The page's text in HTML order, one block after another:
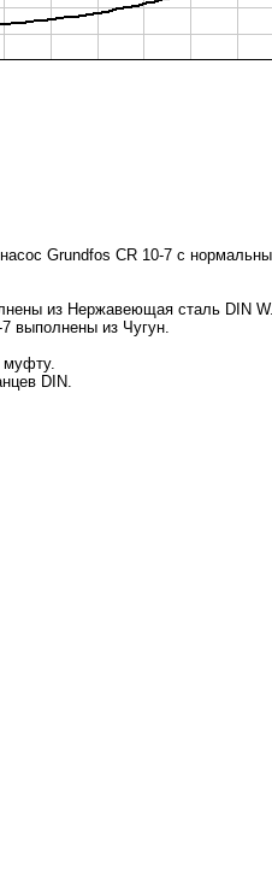
Grundfos CR 10-7 с
из Нержавеющая сталь DIN
выполнены из Чугун.
муфту.
DIN.